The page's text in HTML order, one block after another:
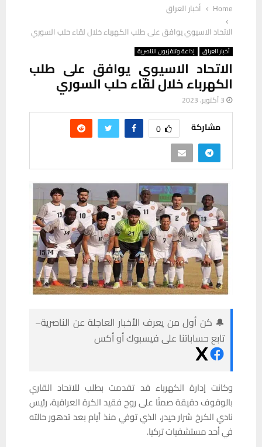
Home
أخبار العراق
الاتحاد الاسيوي يوافق على طلب الكهرباء خلال لقاء حلب السوري
أخبار العراق إذاعة وتلفزيون الناصرية
الاتحاد الاسيوي يوافق على طلب
الكهرباء خلال لقاء حلب السوري
3 أكتوبر، 2023
مشاركة 0
🔔 كن أول من يعرف الأخبار العاجلة عن الناصرية–
تابع حساباتنا على فيسبوك أو أكس
وكانت إدارة الكهرباء قد تقدمت بطلب للاتحاد القاري
بالوقوف دقيقة صمتًا على روح فقيد الكرة العراقية، رئيس
نادي الكرخ شرار حيدر، الذي توفي منذ أيام بعد تدهور حالته
في أحد مستشفيات تركيا.